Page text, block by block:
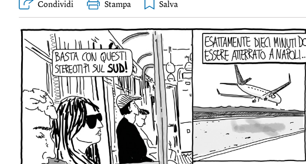
Condividi Stampa